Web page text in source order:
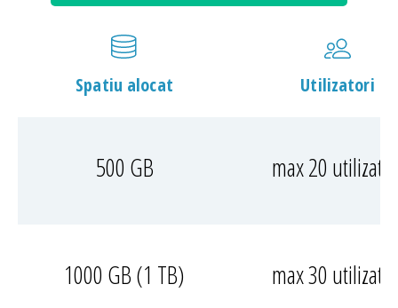
Spatiu alocat Utilizatori
500 GB max 20
1000 GB (1 TB) max 30